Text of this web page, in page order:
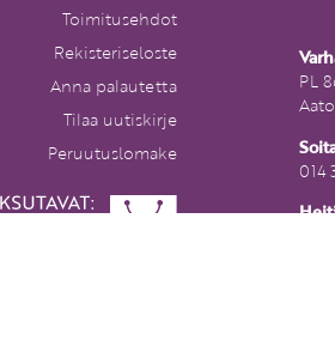
Toimitusehdot
Rekisteriseloste
Anna palautetta
Tilaa uutiskirje
Peruutuslomake
PL
014